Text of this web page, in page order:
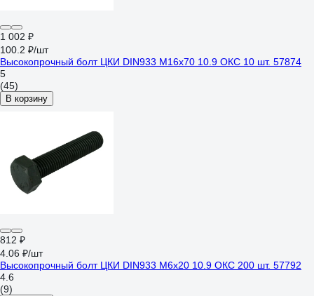
1 002 ₽
100.2 ₽/шт
Высокопрочный болт ЦКИ DIN933 М16х70 10.9 ОКС 10 шт. 57874
5
(45)
В корзину
812 ₽
4.06 ₽/шт
Высокопрочный болт ЦКИ DIN933 М6х20 10.9 ОКС 200 шт. 57792
4.6
(9)